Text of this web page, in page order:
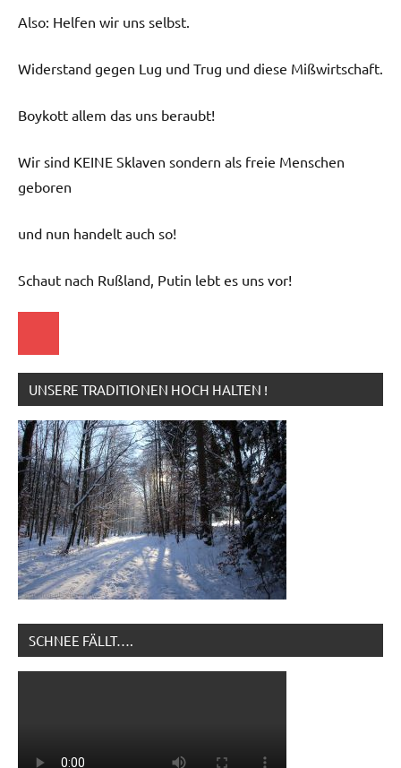
Also: Helfen wir uns selbst.
Widerstand gegen Lug und Trug und diese Mißwirtschaft.
Boykott allem das uns beraubt!
Wir sind KEINE Sklaven sondern als freie Menschen
geboren
und nun handelt auch so!
Schaut nach Rußland, Putin lebt es uns vor!
UNSERE TRADITIONEN HOCH HALTEN !
SCHNEE FÄLLT….